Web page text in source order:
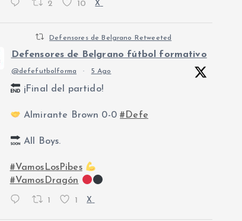
2 10 X
Defensores de Belgrano Retweeted
Defensores de Belgrano fútbol formativo
@defefutbolforma · 5 Ago
¡Final del partido!
Almirante Brown 0-0#Defe
All Boys.
#VamosLosPibes
#VamosDragón
1 1 X